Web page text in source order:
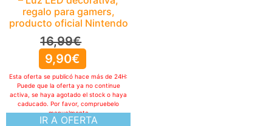
regalo para gamers,
producto oficial Nintendo
16,99€
9,90€
IR A OFERTA
Esta oferta se publicó hace más de 24H:
Puede que la oferta ya no continue
activa, se haya agotado el stock o haya
caducado. Por favor, compruebelo
manualmente